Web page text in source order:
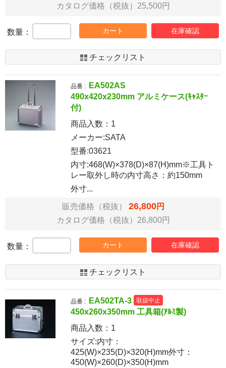
カタログ価格（税抜）25,500円
数量： カート 在庫確認
チェックリスト
品番 :
EA502AS
490x420x230mm アルミケース(ｷｬｽﾀｰ
付)
商品入数： 1
メーカー:SATA
型番:03621
内寸:468(W)×378(D)×87(H)mm※工具ト
レー取外し時の内寸高さ：約150mm
外寸...
販売価格（税抜） 26,800円
カタログ価格（税抜）26,800円
数量： カート 在庫確認
チェックリスト
品番 : EA502TA-3 取扱中止
450x260x350mm 工具箱(ｱﾙﾐ製)
商品入数： 1
サイズ:内寸：
425(W)×235(D)×320(H)mm外寸：
450(W)×260(D)×350(H)mm